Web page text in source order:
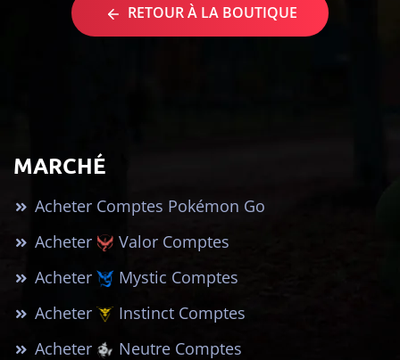
RETOUR À LA BOUTIQUE
MARCHÉ
Acheter Comptes Pokémon Go
Acheter
Valor Comptes
Acheter
Mystic Comptes
Acheter
Instinct Comptes
Acheter
Neutre Comptes